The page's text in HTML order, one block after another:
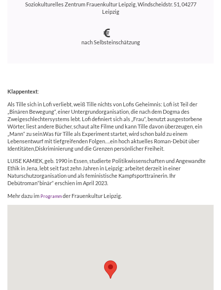
Soziokulturelles Zentrum Frauenkultur Leipzig, Windscheidstr. 51, 04277
Leipzig
nach Selbsteinschätzung
Klappentext:
Als Tille sich in Lofi verliebt, weiß Tille nichts von Lofis Geheimnis: Lofi ist Teil der
„Binären Bewegung“, einer Untergrundorganisation, die nach dem Dogma des
Zweigeschlechtersystems lebt. Lofi definiert sich als „Frau“, benutzt ausgestorbene
Wörter, liest andere Bücher, schaut alte Filme und kann Tille davon überzeugen, ein
„Mann“ zu sein.Was für Tille als Experiment startet, wird schon bald zu einem
Lebensentwurf mit tiefgreifenden Folgen….ein hoch aktuelles Roman-Debüt über
Identitäten,Diskriminierung und die Grenzen persönlicher Freiheit.
LUISE KAMIEK, geb. 1990 in Essen, studierte Politikwissenschaften und Angewandte
Ethik in Jena, lebt seit fast zehn Jahren in Leipzig; arbeitet derzeit in einer
Naturschutzorganisation und als feministische Kampfsporttrainerin. Ihr
Debütroman“binär“ erschien im April 2023.
Mehr dazu imProgrammder Frauenkultur Leipzig.